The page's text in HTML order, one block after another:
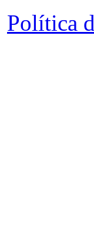
Política